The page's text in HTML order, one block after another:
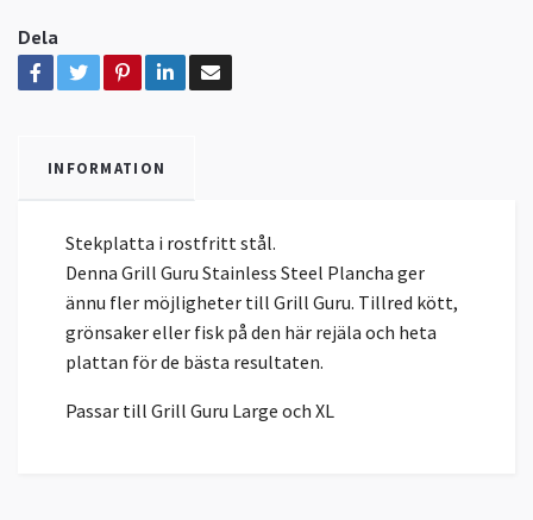
Dela
INFORMATION
Stekplatta i rostfritt stål.
Denna Grill Guru Stainless Steel Plancha ger
ännu fler möjligheter till Grill Guru. Tillred kött,
grönsaker eller fisk på den här rejäla och heta
plattan för de bästa resultaten.
Passar till Grill Guru Large och XL